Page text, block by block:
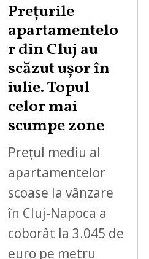
Prețurile
apartamentelo
r din Cluj au
scăzut ușor în
iulie. Topul
celor mai
scumpe zone
Prețul mediu al
apartamentelor
scoase la vânzare
în Cluj-Napoca a
coborât la 3.045 de
euro pe metru